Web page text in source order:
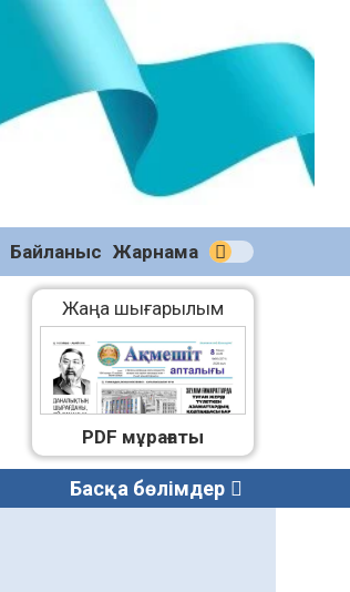
Байланыс Жарнама
Жаңа шығарылым
(2271)
08.08.2026
PDF мұрағаты
Басқа бөлімдер